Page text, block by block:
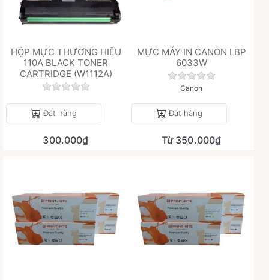
HỘP MỰC THƯƠNG HIỆU
110A BLACK TONER
CARTRIDGE (W1112A)
Chưa có đánh giá nào cho sản phẩm này.
Đặt hàng
300.000₫
MỰC MÁY IN CANON LBP
6033W
Chưa có đánh giá
Canon
Đặt hàng
Từ 350.000₫